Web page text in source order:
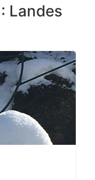
Landes